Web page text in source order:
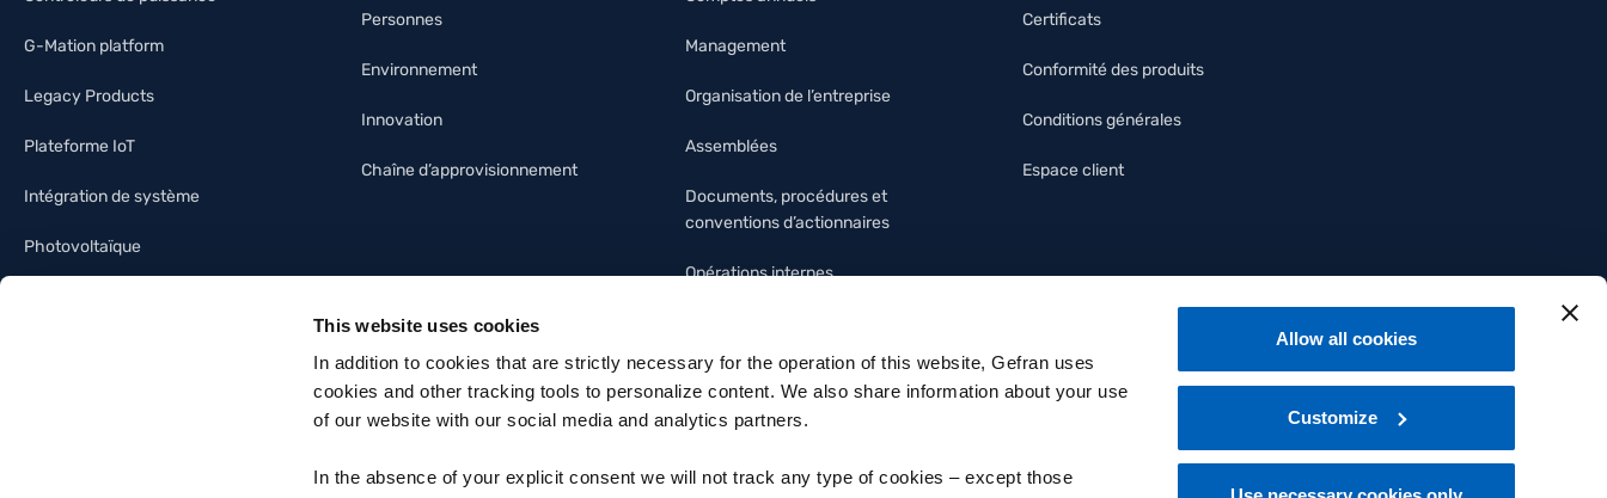
This website uses cookies
In addition to cookies that are strictly necessary for the operation of this website, Gefran uses
cookies and other tracking tools to personalize content. We also share information about your use
of our website with our social media and analytics partners.
In the absence of your explicit consent we will not track any type of cookies – except those
Allow all cookies
Customize
G-Mation platform
Legacy Products
Plateforme IoT
Intégration de système
Photovoltaïque
Personnes
Environnement
Innovation
Chaîne d’approvisionnement
Management
Organisation de l’entreprise
Assemblées
Documents, procédures et
conventions d’actionnaires
Opérations internes
Certificats
Conformité des produits
Conditions générales
Espace client